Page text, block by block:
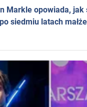
Markle opowiada, jak
siedmiu latach